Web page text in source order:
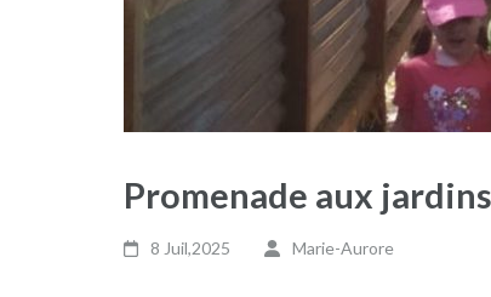
Promenade aux
8 Juil,2025 Marie-Aurore